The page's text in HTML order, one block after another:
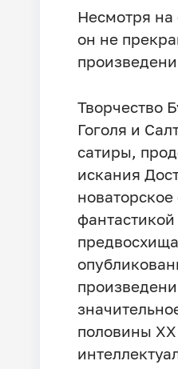
Несмотря
он не
Творчество
Гоголя и
сатиры,
искания
половины